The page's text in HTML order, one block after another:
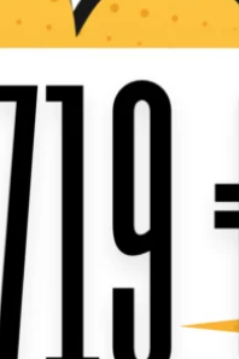
et 1
Moteur
3 vitesses
Largeur de
Hauteur
Existe en
En stock